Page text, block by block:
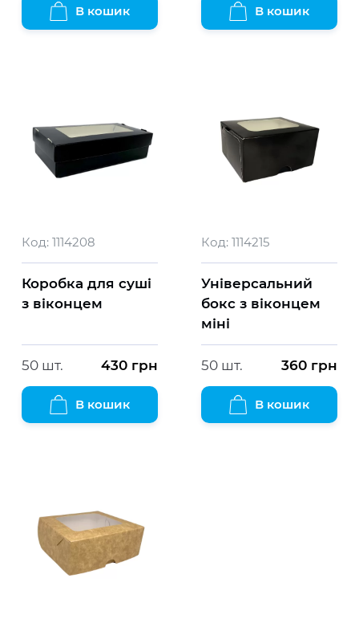
В кошик В кошик
Код: 1114208
Коробка для суші
з віконцем
50 шт. 430 грн
В кошик
Код: 1114215
Універсальний
бокс з віконцем
міні
50 шт. 360 грн
В кошик